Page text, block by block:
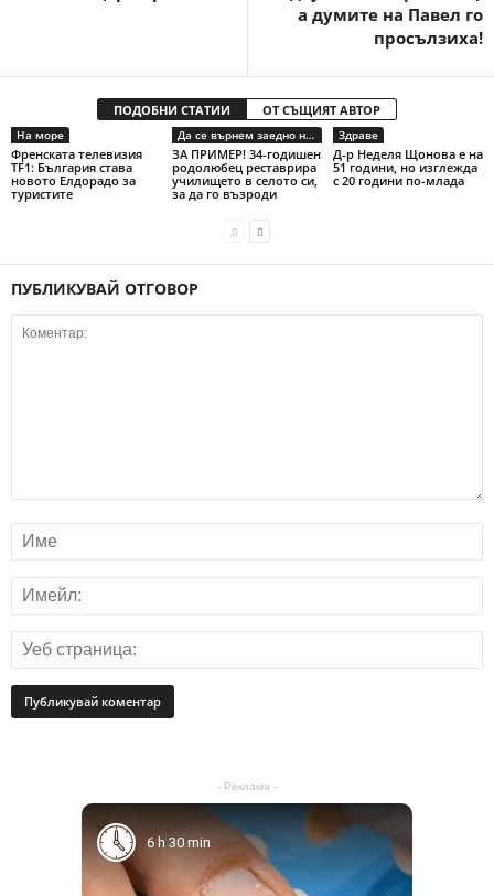
а думите на Павел го
просълзиха!
ПОДОБНИ СТАТИИ ОТ СЪЩИЯТ АВТОР
На море
Френската телевизия
TF1: България става
новото Елдорадо за
туристите
Да се върнем заедно на село
ЗА ПРИМЕР! 34-годишен
родолюбец реставрира
училището в селото си,
за да го възроди
Здраве
Д-р Неделя Щонова е на
51 години, но изглежда
с 20 години по-млада
ПУБЛИКУВАЙ ОТГОВОР
- Реклама -
6 h 30 min